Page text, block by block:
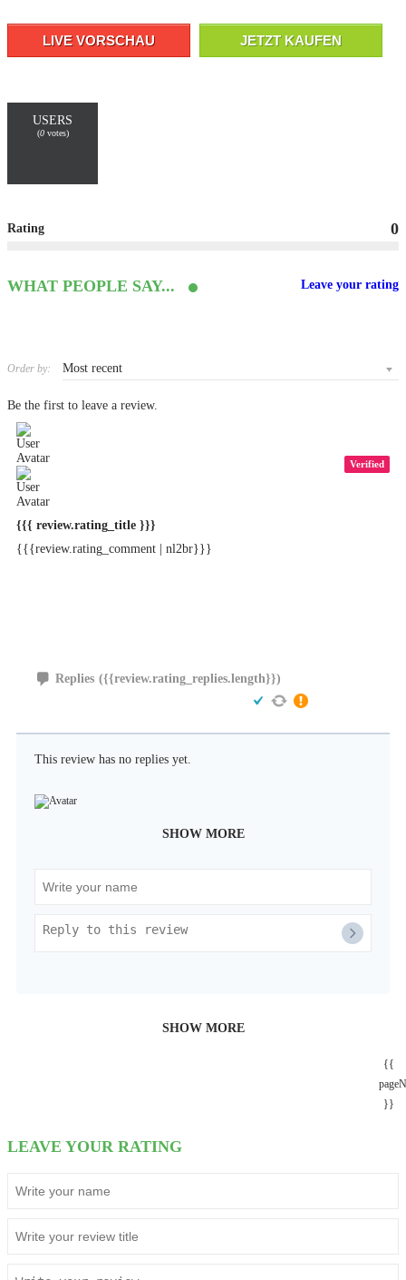
LIVE VORSCHAU JETZT KAUFEN
USERS
(0votes)
Rating 0
WHAT PEOPLE SAY... Leave your rating
Order by:
Be the first to leave a review.
Verified
{{{ review.rating_title }}}
{{{review.rating_comment | nl2br}}}
Replies ({{review.rating_replies.length}})
This review has no replies yet.
SHOW MORE
SHOW MORE
{{
}}
LEAVE YOUR RATING